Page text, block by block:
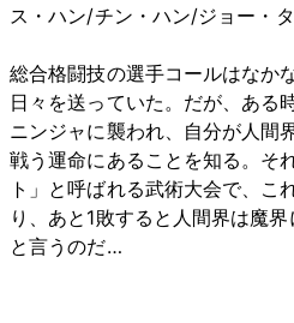
ス・ハン/チン・ハン/ジョー・
総合格闘技の選手コールはなか
日々を送っていた。だが、ある
ニンジャに襲われ、自分が人間
戦う運命にあることを知る。そ
ト」と呼ばれる武術大会で、こ
り、あと1敗すると人間界は魔
と言うのだ…